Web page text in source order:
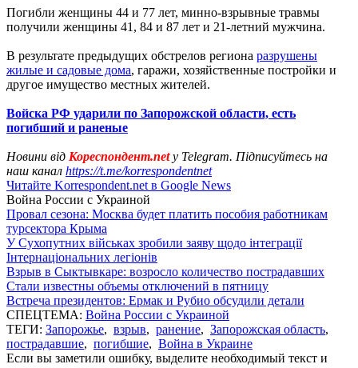
Погибли женщины 44 и 77 лет, минно-взрывные травмы
получили женщины 41, 84 и 87 лет и 21-летний мужчина.
В результате предыдущих обстрелов региона разрушены
жилые и садовые дома, гаражи, хозяйственные постройки и
другое имущество местных жителей.
Войска РФ ударили по Запорожской области, есть
погибший и раненые
Новини від Кореспондент.netу Telegram. Підписуйтесь на
наш канал https://t.me/korrespondentnet
Читайте Korrespondent.net в Google News
Война России с Украиной
Провал сезона: Москва будет платить пособия работникам
турсектора Крыма
У Сухопутних військах зробили заяву щодо інтеграції
Інтернаціональних легіонів
Взрыв в Сыктывкаре: возросло количество пострадавших
Стали известны объемы отключений в пятницу
Встреча президентов: Ермак и Рубио обсудили детали
СПЕЦТЕМА: Война России с Украиной
ТЕГИ: Запорожье, взрыв, ранение, Запорожская область,
пострадавшие, погибшие, Война в Украине
Если вы заметили ошибку, выделите необходимый текст и